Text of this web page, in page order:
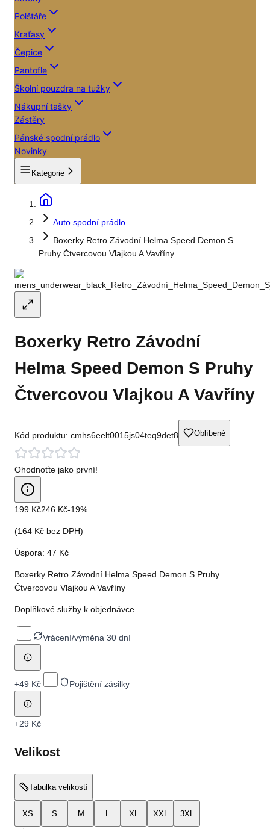
Polštáře
Kraťasy
Čepice
Pantofle
Školní pouzdra na tužky
Nákupní tašky
Zástěry
Pánské spodní prádlo
Novinky
Kategorie
Auto spodní prádlo
Boxerky Retro Závodní Helma Speed Demon S
Pruhy Čtvercovou Vlajkou A Vavříny
Boxerky Retro Závodní
Helma Speed Demon S Pruhy
Čtvercovou Vlajkou A Vavříny
Kód produktu: cmhs6eelt0015js04teq9det8 Oblíbené
Ohodnoťte jako první!
199 Kč246 Kč-19%
(164 Kč bez DPH)
Úspora: 47 Kč
Boxerky Retro Závodní Helma Speed Demon S Pruhy
Čtvercovou Vlajkou A Vavříny
Doplňkové služby k objednávce
Vrácení/výměna 30 dní
+49 Kč Pojištění zásilky
+29 Kč
Velikost
Tabulka velikostí
XS S M L XL XXL 3XL